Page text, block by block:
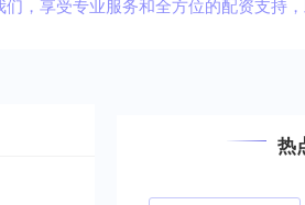
，享受专业服务和全方位的配资支持，
热